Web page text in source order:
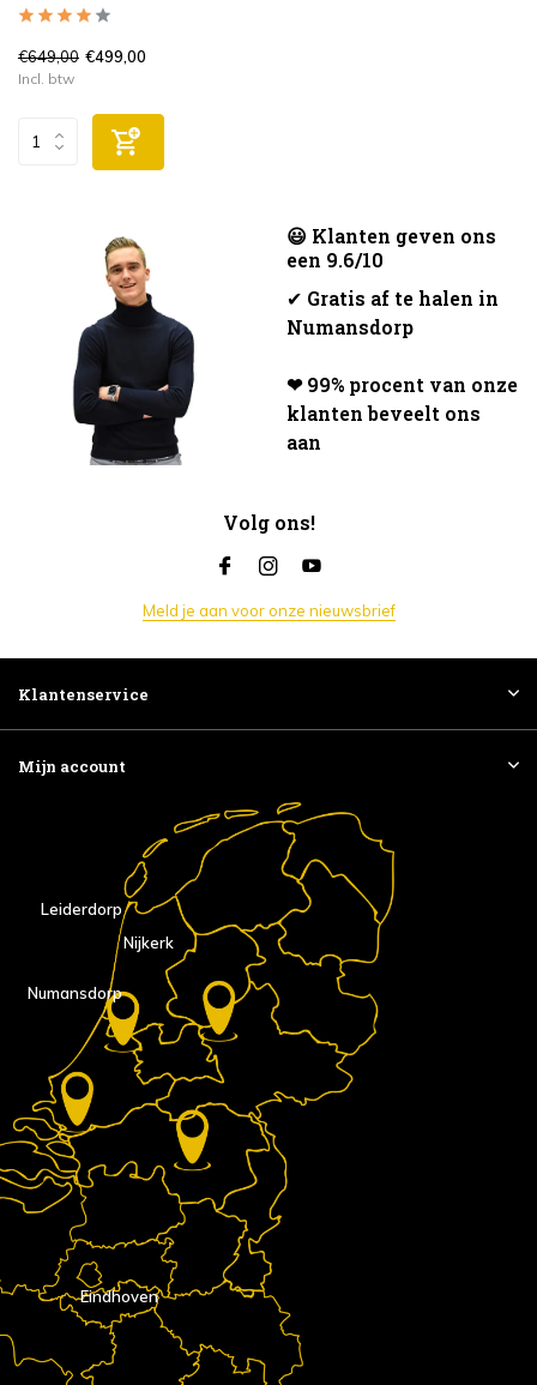
€649,00 €499,00
Incl. btw
😃 Klanten geven ons
een 9.6/10
✔ Gratis af te halen in
Numansdorp
❤ 99% procent van onze
klanten beveelt ons
aan
Volg ons!
Meld je aan voor onze nieuwsbrief
Klantenservice
Mijn account
Eindhoven
Nijkerk
Numansdorp
Leiderdorp